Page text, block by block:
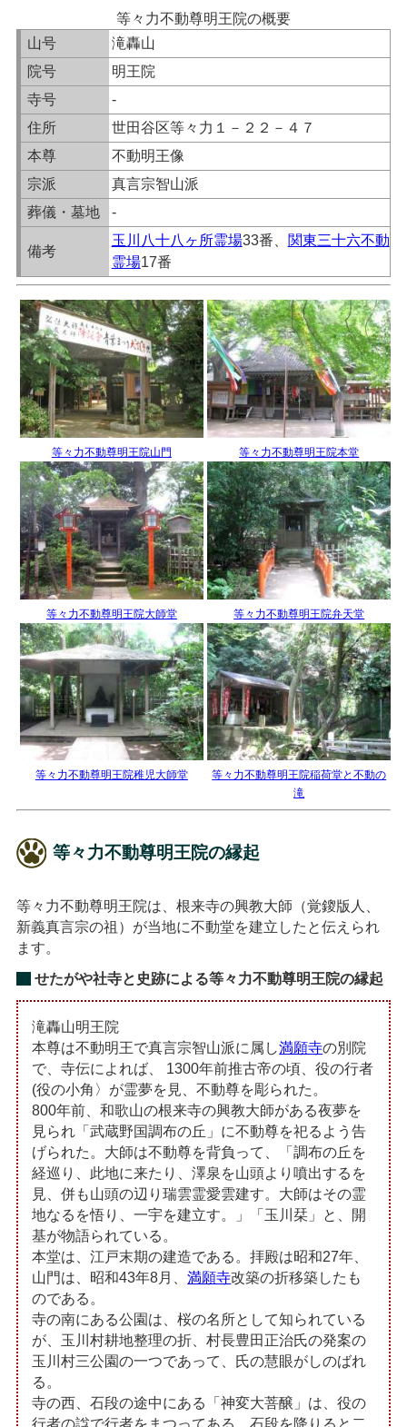
等々力不動尊明王院の概要
山号
滝轟山
院号
明王院
寺号
-
住所
世田谷区等々力１－２２－４７
本尊
不動明王像
宗派
真言宗智山派
葬儀・墓地
-
備考
玉川八十八ヶ所霊場33番、 関東三十六不動
霊場17番
等々力不動尊明王院山門 等々力不動尊明王院本堂
等々力不動尊明王院大師堂 等々力不動尊明王院弁天堂
等々力不動尊明王院稚児大師堂
等々力不動尊明王院稲荷堂と不動の
滝
等々力不動尊明王院の縁起
等々力不動尊明王院は、根来寺の興教大師（覚鎫版人、
新義真言宗の祖）が当地に不動堂を建立したと伝えられ
ます。
せたがや社寺と史跡による等々力不動尊明王院の縁起
滝轟山明王院
本尊は不動明王で真言宗智山派に属し満願寺の別院
で、寺伝によれば、 1300年前推古帝の頃、役の行者
(役の小角〉が霊夢を見、不動尊を彫られた。
800年前、和歌山の根来寺の興教大師がある夜夢を
見られ「武蔵野国調布の丘」に不動尊を祀るよう告
げられた。大師は不動尊を背負って、「調布の丘を
経巡り、此地に来たり、澤泉を山頭より噴出するを
見、併も山頭の辺り瑞雲霊愛雲建す。大師はその霊
地なるを悟り、一宇を建立す。」「玉川栞」と、開
基が物語られている。
本堂は、江戸末期の建造である。拝殿は昭和27年、
山門は、昭和43年8月、満願寺改築の折移築したも
のである。
寺の南にある公園は、桜の名所として知られている
が、玉川村耕地整理の折、村長豊田正治氏の発案の
玉川村三公園の一つであって、氏の慧眼がしのばれ
る。
寺の西、石段の途中にある「神変大菩醸」は、役の
行者の諡で行者をまつってある。石段を降りると二